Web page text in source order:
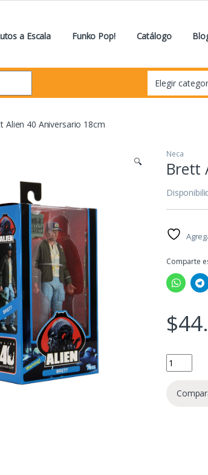
a Escala Funko Pop! Catálogo
Alien 40 Aniversario 18cm
🔍
Neca
Brett
Comparte
$
Brett